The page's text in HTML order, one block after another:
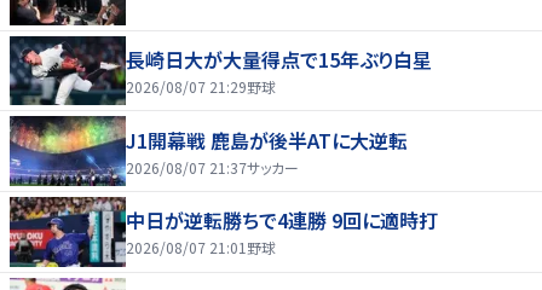
長崎日大が大量得点で15年ぶり白星
2026/08/07 21:29野球
J1開幕戦 鹿島が後半ATに大逆転
2026/08/07 21:37サッカー
中日が逆転勝ちで4連勝 9回に適時打
2026/08/07 21:01 野球